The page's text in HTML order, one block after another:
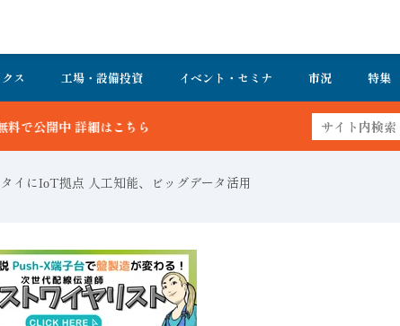
ス 工場・設備投資 イベント・セミナ 市況 特集
イにIоT拠点 人工知能、ビッグデータ活用